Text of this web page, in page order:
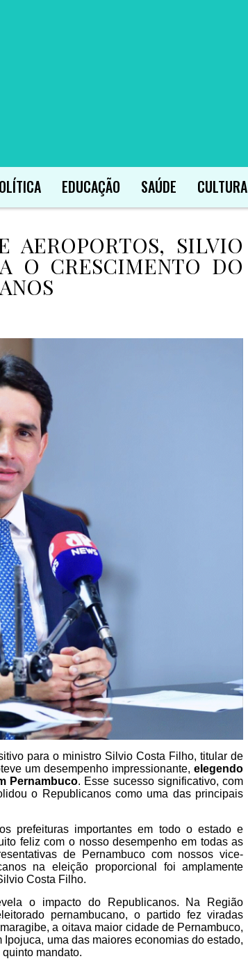
EDUCAÇÃO SAÚDE CULTURA
AEROPORTOS, SILVIO
O CRESCIMENTO DO
para o ministro Silvio Costa Filho, titular de
um desempenho impressionante,elegendo
Pernambuco. Esse sucesso significativo, com
o Republicanos como uma das principais
prefeituras importantes em todo o estado e
feliz com o nosso desempenho em todas as
de Pernambuco com nossos vice-
na eleição proporcional foi amplamente
Costa Filho.
o impacto do Republicanos. Na Região
pernambucano, o partido fez viradas
a oitava maior cidade de Pernambuco,
uma das maiores economias do estado,
mandato.